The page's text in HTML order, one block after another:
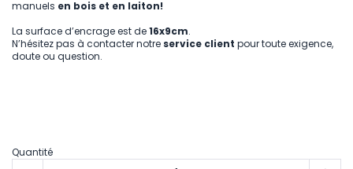
manuels en bois et en laiton!
La surface d’encrage est de16x9cm.
N’hésitez pas à contacter notre service client pour toute exigence,
doute ou question.
Quantité